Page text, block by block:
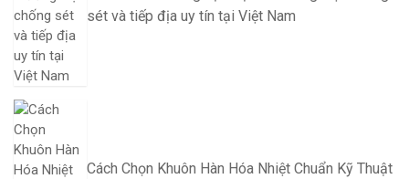
sét và tiếp địa uy tín tại Việt Nam
Cách Chọn Khuôn Hàn Hóa Nhiệt Chuẩn Kỹ Thuật